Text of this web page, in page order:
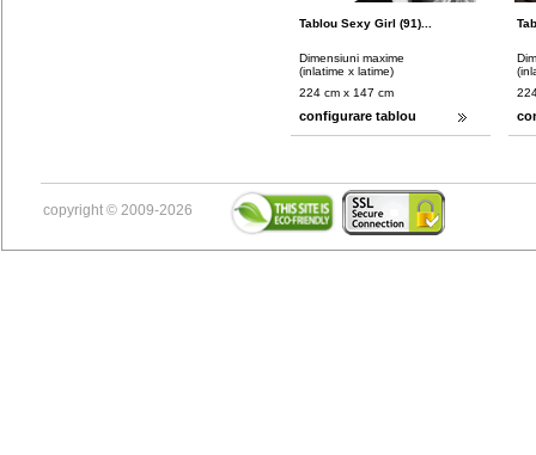
Tablou Sexy Girl (91)...
Dimensiuni maxime
(inlatime x latime)
224 cm x 147 cm
configurare tablou
copyright © 2009-2026